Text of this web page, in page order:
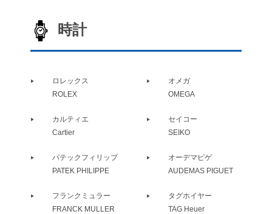
時計
ロレックス
ROLEX
オメガ
OMEGA
カルティエ
Cartier
セイコー
SEIKO
パテックフィリップ
PATEK PHILIPPE
オーデマピゲ
AUDEMAS PIGUET
フランクミュラー
FRANCK MULLER
タグホイヤー
TAG Heuer